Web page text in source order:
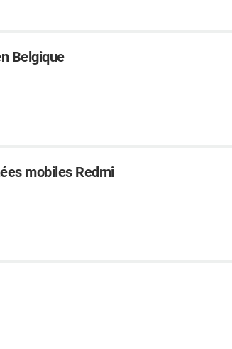
Belgique
mobiles Redmi